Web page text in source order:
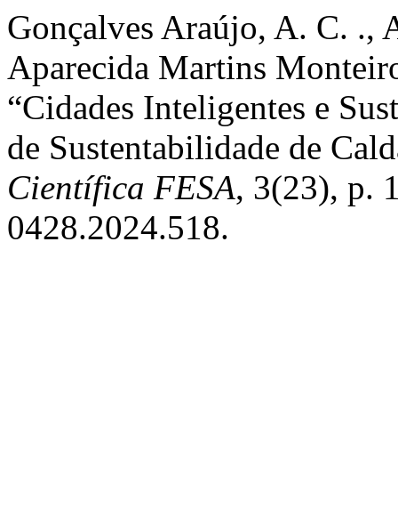
Gonçalves Araújo, A. C. .,
Aparecida Martins
“Cidades Inteligentes e
de Sustentabilidade de
Científica FESA, 3(23), p.
0428.2024.518.